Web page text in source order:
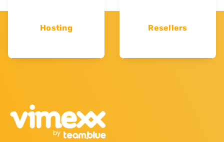
Hosting Resellers